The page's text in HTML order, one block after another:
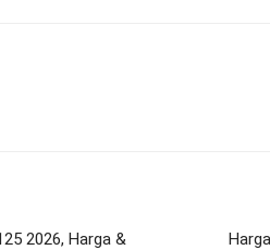
2026, Harga &